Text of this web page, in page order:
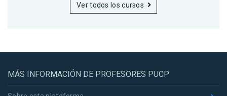
Ver todos los cursos
MÁS INFORMACIÓN DE PROFESORES PUCP